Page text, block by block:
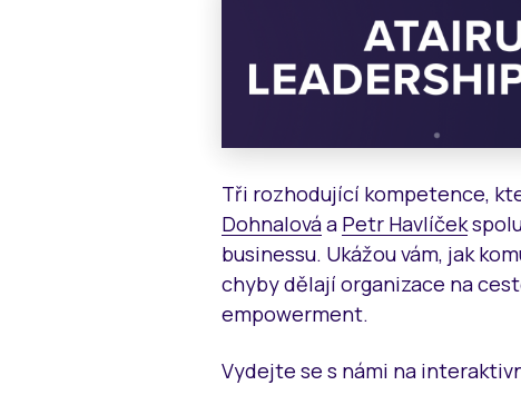
Tři rozhodující kompetence,
Dohnalováa Petr Havlíček
businessu. Ukážou vám, jak
chyby dělají organizace na
empowerment.
Vydejte se s námi na